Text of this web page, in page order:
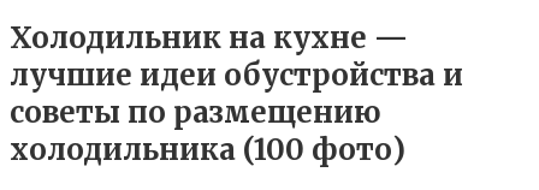
Холодильник на кухне —
лучшие идеи обустройства и
советы по размещению
холодильника (100 фото)